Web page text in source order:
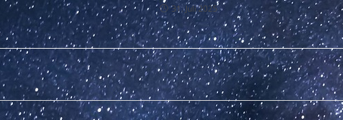
31. Juli 2025